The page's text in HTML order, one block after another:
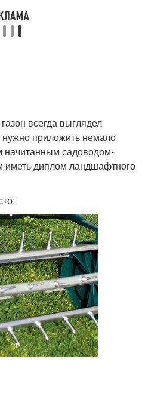
всегда выглядел
нужно приложить немало
начитанным садоводом-
иметь диплом ландшафтного